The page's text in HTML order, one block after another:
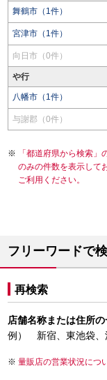
舞鶴市（1件）
宮津市（1件）
向日市（0件）
や行
八幡市（1件）
与謝郡（0件）
「都道府県から検索
のみの件数を表示して
ご利用ください。
フリーワードで
再検索
店舗名称または住所
例） 新宿、東池袋、
量販店の営業状況につ